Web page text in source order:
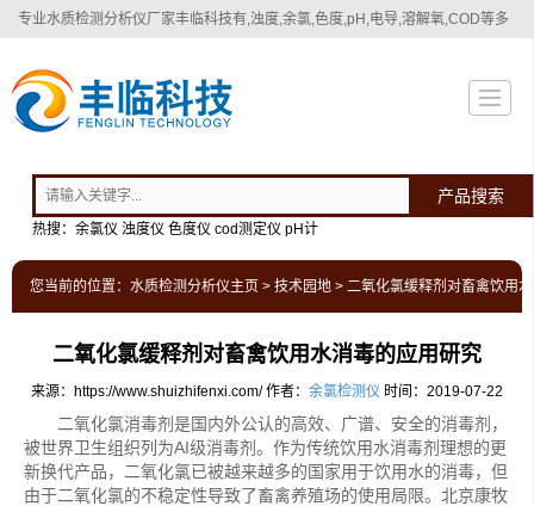
专业水质检测分析仪厂家丰临科技有,浊度,余氯,色度,pH,电导,溶解氧,COD等多
产品搜索
热搜：余氯仪 浊度仪 色度仪 cod测定仪 pH计
您当前的位置： 水质检测分析仪主页 > 技术园地 > 二氧化氯缓释剂对畜禽饮用
二氧化氯缓释剂对畜禽饮用水消毒的应用研究
来源：https://www.shuizhifenxi.com/ 作者： 余氯检测仪 时间：2019-07-22
二氧化氯消毒剂是国内外公认的高效、广谱、安全的消毒剂，
被世界卫生组织列为AI级消毒剂。作为传统饮用水消毒剂理想的更
新换代产品，二氧化氯已被越来越多的国家用于饮用水的消毒，但
由于二氧化氯的不稳定性导致了畜禽养殖场的使用局限。北京康牧